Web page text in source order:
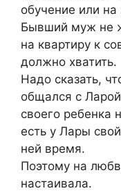
обучение или
Бывший муж не
на квартиру к
должно хватить.
Надо сказать,
общался с
своего
есть у Лары
ней время.
Поэтому на
настаивала.